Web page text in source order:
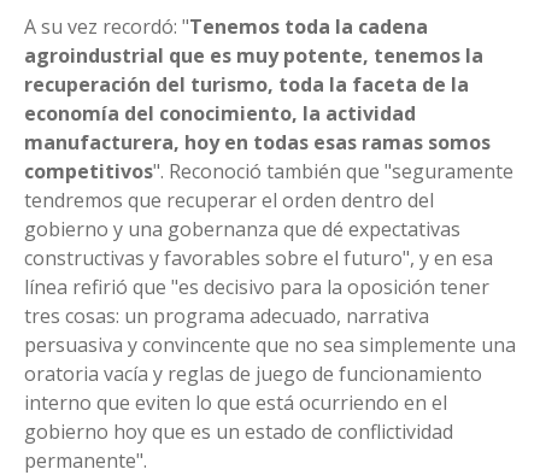
A su vez recordó: "Tenemos toda la cadena
agroindustrial que es muy potente, tenemos la
recuperación del turismo, toda la faceta de la
economía del conocimiento, la actividad
manufacturera, hoy en todas esas ramas somos
competitivos". Reconoció también que "seguramente
tendremos que recuperar el orden dentro del
gobierno y una gobernanza que dé expectativas
constructivas y favorables sobre el futuro", y en esa
línea refirió que "es decisivo para la oposición tener
tres cosas: un programa adecuado, narrativa
persuasiva y convincente que no sea simplemente una
oratoria vacía y reglas de juego de funcionamiento
interno que eviten lo que está ocurriendo en el
gobierno hoy que es un estado de conflictividad
permanente".